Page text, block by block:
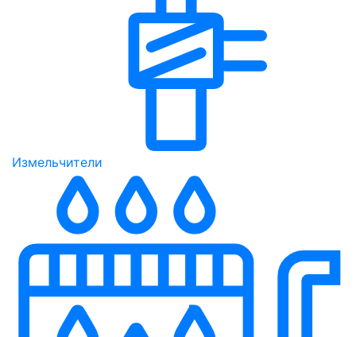
Измельчители